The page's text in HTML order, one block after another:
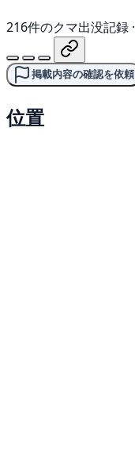
216件のクマ出没記録 ·
掲載内容の確認を依頼
位置